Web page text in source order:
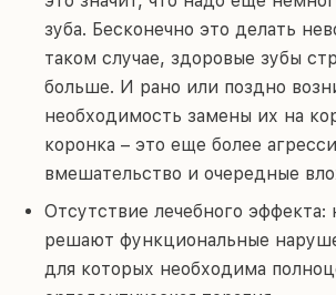
зуба. Бесконечно это делать
таком случае, здоровые зубы
больше. И рано или поздно
необходимость замены их на
коронка – это еще более
вмешательство и очередные
Отсутствие лечебного эффекта:
решают функциональные
для которых необходима